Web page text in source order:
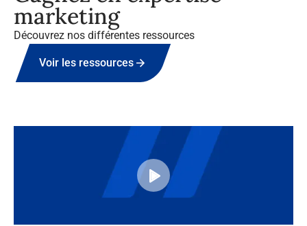
marketing
Découvrez nos différentes ressources
Voir les ressources